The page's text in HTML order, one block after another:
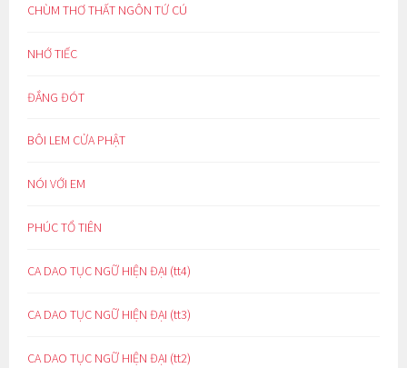
CHÙM THƠ THẤT NGÔN TỨ CÚ
NHỚ TIẾC
ĐẮNG ĐÓT
BÔI LEM CỬA PHẬT
NÓI VỚI EM
PHÚC TỔ TIÊN
CA DAO TỤC NGỮ HIỆN ĐẠI (tt4)
CA DAO TỤC NGỮ HIỆN ĐẠI (tt3)
CA DAO TỤC NGỮ HIỆN ĐẠI (tt2)